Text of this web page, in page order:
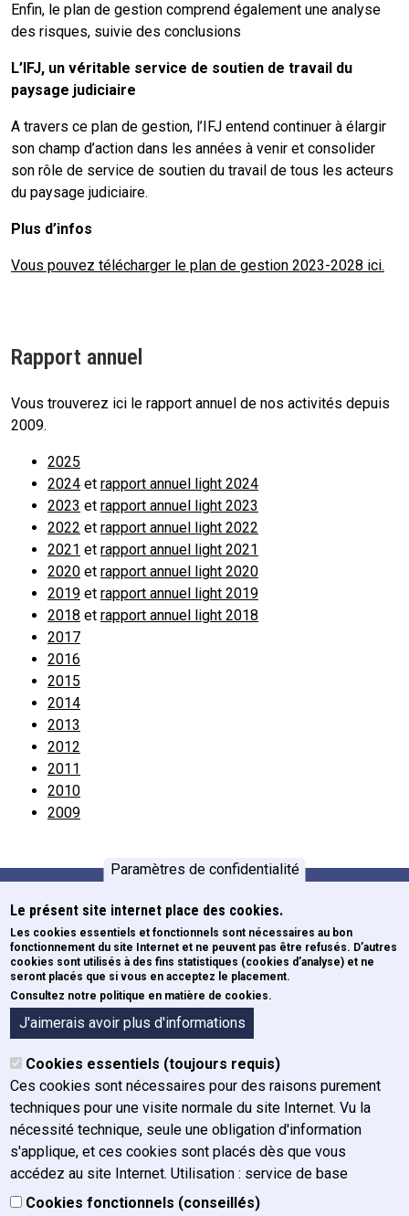
Paramètres de confidentialité
Le présent site internet place des cookies.
Les cookies essentiels et fonctionnels sont nécessaires au bon
fonctionnement du site Internet et ne peuvent pas être refusés. D’autres
cookies sont utilisés à des fins statistiques (cookies d’analyse) et ne
seront placés que si vous en acceptez le placement.
Consultez notre politique en matière de cookies.
J'aimerais avoir plus d'informations
Cookies essentiels (toujours requis)
Ces cookies sont nécessaires pour des raisons purement
techniques pour une visite normale du site Internet. Vu la
nécessité technique, seule une obligation d'information
s'applique, et ces cookies sont placés dès que vous
accédez au site Internet. Utilisation : service de base
Cookies fonctionnels (conseillés)
Enfin, le plan de gestion comprend également une analyse
des risques, suivie des conclusions
L’IFJ, un véritable service de soutien de travail du
paysage judiciaire
A travers ce plan de gestion, l’IFJ entend continuer à élargir
son champ d’action dans les années à venir et consolider
son rôle de service de soutien du travail de tous les acteurs
du paysage judiciaire.
Plus d’infos
Vous pouvez télécharger le plan de gestion 2023-2028 ici.
Rapport annuel
Vous trouverez ici le rapport annuel de nos activités depuis
2009.
2025
2024 et rapport annuel light 2024
2023 et rapport annuel light 2023
2022 et rapport annuel light 2022
2021 et rapport annuel light 2021
2020 et rapport annuel light 2020
2019 et rapport annuel light 2019
2018 et rapport annuel light 2018
2017
2016
2015
2014
2013
2012
2011
2010
2009
Pied de page
Formations
Newsletters
ECE
Formulaires
A propos de l'IFJ
Organigramme
Organes
Historique
Mission, vision et valeurs
Rapport annuel
Plan de gestion
Actualités